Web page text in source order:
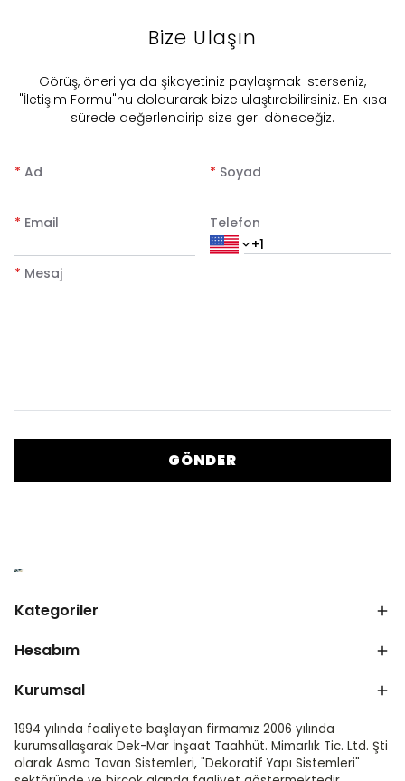
Bize Ulaşın
​Görüş, öneri ya da şikayetiniz paylaşmak isterseniz,
"İletişim Formu"nu doldurarak bize ulaştırabilirsiniz. En kısa
sürede değerlendirip size geri döneceğiz.
* Ad * Soyad
* Email Telefon
* Mesaj
GÖNDER
Kategoriler
Hesabım
Kurumsal
1994 yılında faaliyete başlayan firmamız 2006 yılında
kurumsallaşarak Dek-Mar İnşaat Taahhüt. Mimarlık Tic. Ltd. Şti
olarak Asma Tavan Sistemleri, "Dekoratif Yapı Sistemleri"